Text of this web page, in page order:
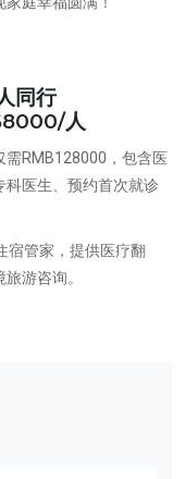
同行
人
需RMB128000，包含医
科医生、预约首次就诊
宿管家，提供医疗翻
游咨询。